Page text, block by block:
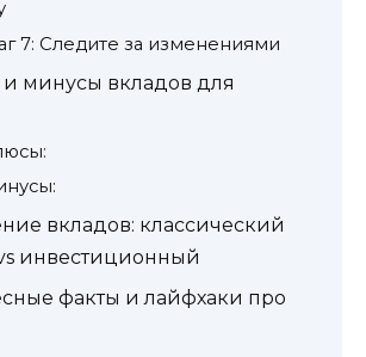
7: Следите за изменениями
минусы вкладов для
вкладов: классический
инвестиционный
факты и лайфхаки про